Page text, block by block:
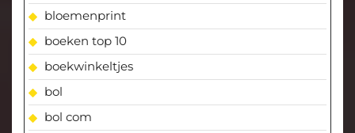
bloemenprint
boeken top 10
boekwinkeltjes
bol
bol com